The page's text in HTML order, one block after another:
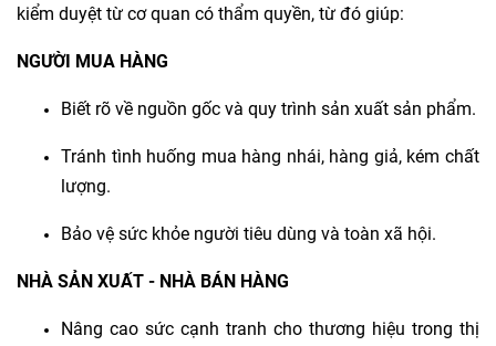
kiểm duyệt từ cơ quan có thẩm quyền, từ đó giúp:
NGƯỜI MUA HÀNG
Biết rõ về nguồn gốc và quy trình sản xuất sản phẩm.
Tránh tình huống mua hàng nhái, hàng giả, kém chất
lượng.
Bảo vệ sức khỏe người tiêu dùng và toàn xã hội.
NHÀ SẢN XUẤT - NHÀ BÁN HÀNG
Nâng cao sức cạnh tranh cho thương hiệu trong thị